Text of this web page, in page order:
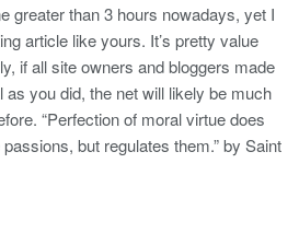
greater than 3 hours nowadays, yet I
article like yours. It’s pretty value
if all site owners and bloggers made
as you did, the net will likely be much
“Perfection of moral virtue does
but regulates them.” by Saint